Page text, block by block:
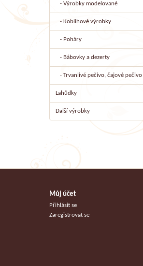
- Výrobky modelované
- Koblihové výrobky
- Poháry
- Bábovky a dezerty
- Trvanlivé pečivo, čajové pečivo
Lahůdky
Další výrobky
Můj účet
Přihlásit se
Zaregistrovat se